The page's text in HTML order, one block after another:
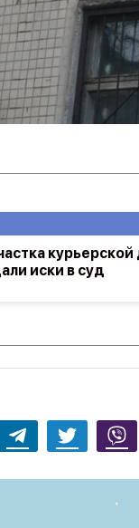
иски в суд
Telegram Twitter